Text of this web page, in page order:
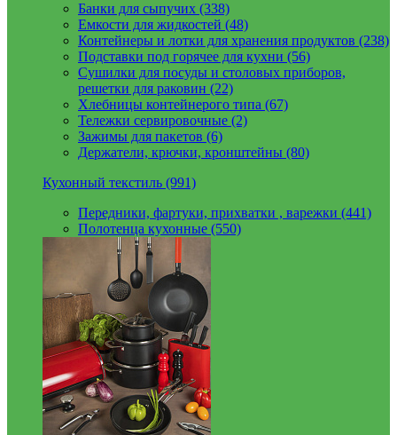
Банки для сыпучих (338)
Емкости для жидкостей (48)
Контейнеры и лотки для хранения продуктов (238)
Подставки под горячее для кухни (56)
Сушилки для посуды и столовых приборов,
решетки для раковин (22)
Хлебницы контейнерого типа (67)
Тележки сервировочные (2)
Зажимы для пакетов (6)
Держатели, крючки, кронштейны (80)
Кухонный текстиль (991)
Передники, фартуки, прихватки , варежки (441)
Полотенца кухонные (550)